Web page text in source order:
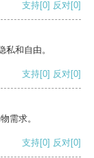
支持[0] 反对[0]
和自由。
支持[0] 反对[0]
需求。
支持[0] 反对[0]